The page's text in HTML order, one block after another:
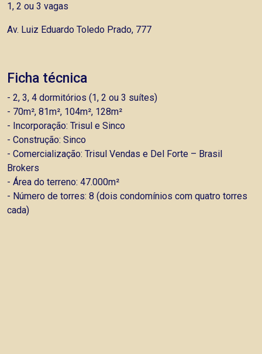
1, 2 ou 3 vagas
Av. Luiz Eduardo Toledo Prado, 777
Ficha técnica
- 2, 3, 4 dormitórios (1, 2 ou 3 suítes)
- 70m², 81m², 104m², 128m²
- Incorporação: Trisul e Sinco
- Construção: Sinco
- Comercialização: Trisul Vendas e Del Forte – Brasil
Brokers
- Área do terreno: 47.000m²
- Número de torres: 8 (dois condomínios com quatro torres
cada)